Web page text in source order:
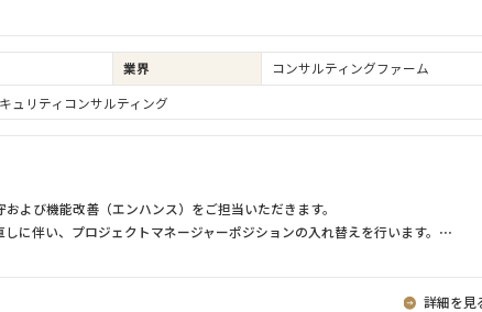
業界
コンサルティングファーム
ュリティコンサルティング
よび機能改善（エンハンス）をご担当いただきます。
に伴い、プロジェクトマネージャーポジションの入れ替えを行います。 ⋯
詳細を見